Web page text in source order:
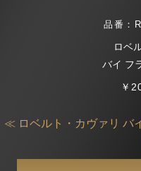
品番：
ロベ
バイ フ
￥
≪ ロベルト・カヴァリ バ